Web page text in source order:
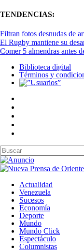
TENDENCIAS:
Filtran fotos desnudas de
El Rugby mantiene su
Comer 5 almendras antes
Biblioteca digital
Términos y
Actualidad
Venezuela
Sucesos
Economía
Deporte
Mundo
Mundo Click
Espectáculo
Columnistas